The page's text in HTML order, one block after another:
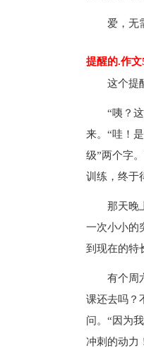
爱，无
提醒的.作文
这个提
“咦？
来。“哇！
级”两个字
训练，终于
那天晚
一次小小的
到现在的特
有个周
课还去吗？
问。“因为
冲刺的动力